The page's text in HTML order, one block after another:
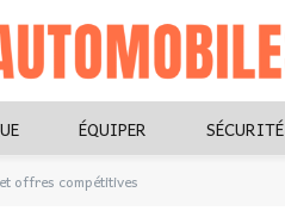
ÉQUIPER SÉCURITÉ
offres compétitives